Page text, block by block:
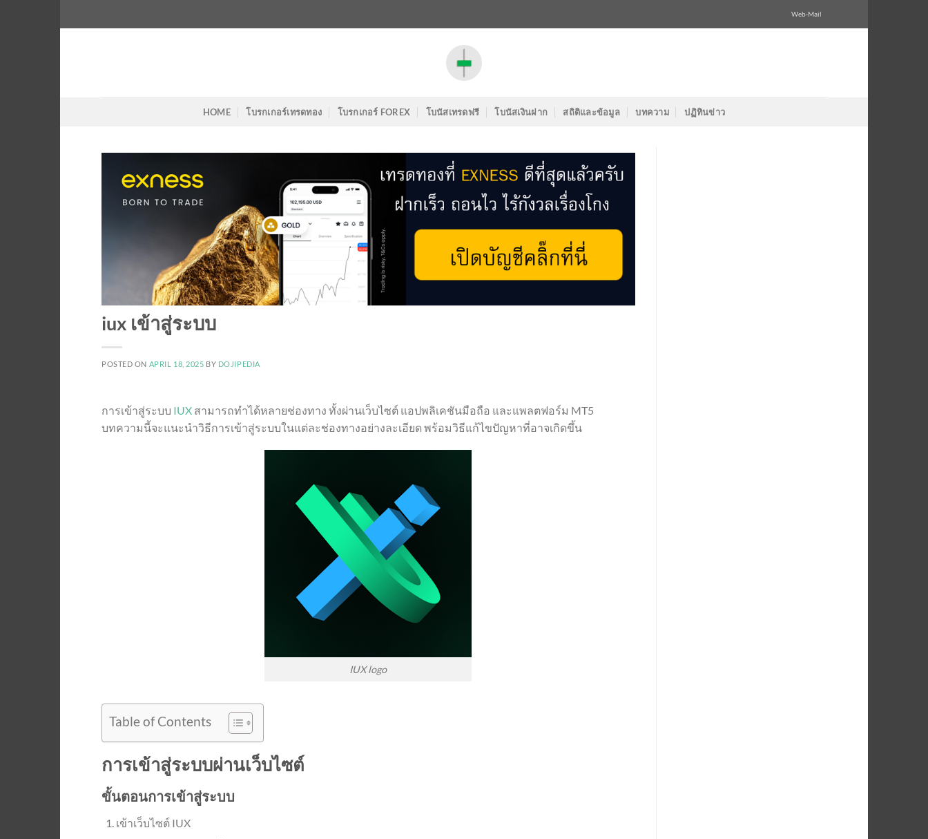
to
Web-Mail
HOME โบรกเกอร์เทรดทอง โบรกเกอร์ FOREX โบนัสเทรดฟรี โบนัสเงินฝาก สถิติและข้อมูล บทความ ปฏิทินข่าว
iux เข้าสู่ระบบ
POSTED ON APRIL 18, 2025 BY DOJIPEDIA
การเข้าสู่ระบบ IUX สามารถทำได้หลายช่องทาง ทั้งผ่านเว็บไซต์ แอปพลิเคชันมือถือ และแพลตฟอร์ม MT5
บทความนี้จะแนะนำวิธีการเข้าสู่ระบบในแต่ละช่องทางอย่างละเอียด พร้อมวิธีแก้ไขปัญหาที่อาจเกิดขึ้น
IUX logo
Table of Contents
การเข้าสู่ระบบผ่านเว็บไซต์
ขั้นตอนการเข้าสู่ระบบ
เข้าเว็บไซต์ IUX